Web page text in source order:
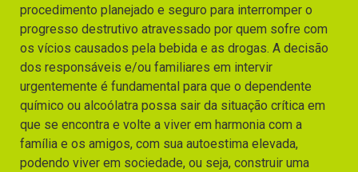
procedimento planejado e seguro para interromper o
progresso destrutivo atravessado por quem sofre com
os vícios causados pela bebida e as drogas. A decisão
dos responsáveis e/ou familiares em intervir
urgentemente é fundamental para que o dependente
químico ou alcoólatra possa sair da situação crítica em
que se encontra e volte a viver em harmonia com a
família e os amigos, com sua autoestima elevada,
podendo viver em sociedade, ou seja, construir uma